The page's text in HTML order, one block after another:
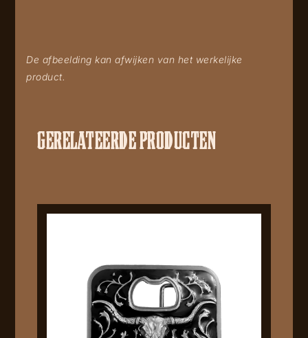
De afbeelding kan afwijken van het werkelijke
product.
GERELATEERDE PRODUCTEN